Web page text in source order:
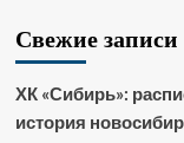
Свежие записи
ХК «Сибирь»:
история